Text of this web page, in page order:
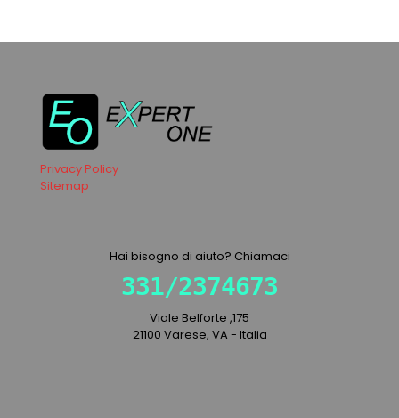
Privacy Policy
Sitemap
Hai bisogno di aiuto? Chiamaci
331/2374673
Viale Belforte ,175
21100 Varese, VA - Italia